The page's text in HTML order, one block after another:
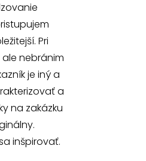
Pri
nebránim
je iný a
a
na zakázku
inšpirovať.